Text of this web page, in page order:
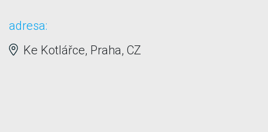
adresa:
Ke Kotlářce, Praha, CZ